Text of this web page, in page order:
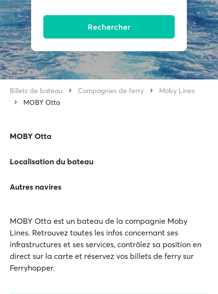
Rechercher
Billets de bateau Compagnies de ferry
Moby Lines
MOBY Otta
MOBY Otta
Localisation du bateau
Autres navires
MOBY Otta est un bateau de la compagnie Moby
Lines. Retrouvez toutes les infos concernant ses
infrastructures et ses services, contrôlez sa position en
direct sur la carte et réservez vos billets de ferry sur
Ferryhopper.